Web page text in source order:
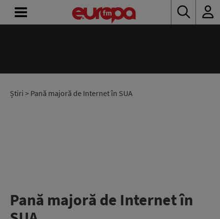
Știri > Pană majoră de Internet în SUA
Pană majoră de Internet în
RADIO